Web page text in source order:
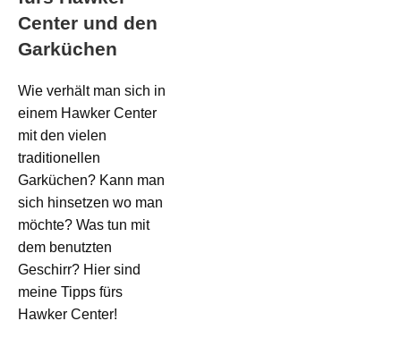
Center und den
Garküchen
Wie verhält man sich in
einem Hawker Center
mit den vielen
traditionellen
Garküchen? Kann man
sich hinsetzen wo man
möchte? Was tun mit
dem benutzten
Geschirr? Hier sind
meine Tipps fürs
Hawker Center!